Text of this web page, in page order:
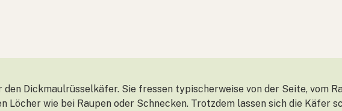
Dickmaulrüsselkäfer. Sie fressen typischerweise von der Seite, vom
Löcher wie bei Raupen oder Schnecken. Trotzdem lassen sich die Käfer